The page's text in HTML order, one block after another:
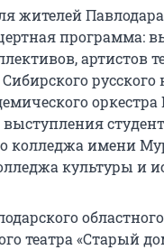
жителей
программа:
артистов
русского
колледжа имени
культуры и
областного
театра «Старый